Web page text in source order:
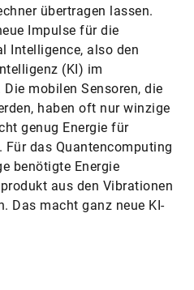
übertragen lassen.
Impulse für die
Intelligence, also den
(KI) im
mobilen Sensoren, die
haben oft nur winzige
genug Energie für
Für das Quantencomputing
benötigte Energie
aus den Vibrationen
Das macht ganz neue KI-